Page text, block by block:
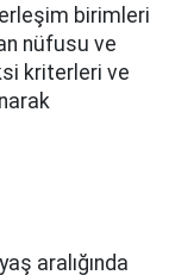
birimleri
nüfusu ve
kriterleri ve
aralığında